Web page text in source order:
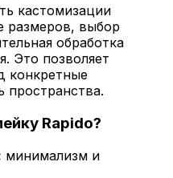
кастомизации
размеров, выбор
обработка
Это позволяет
конкретные
пространства.
Rapido?
минимализм и